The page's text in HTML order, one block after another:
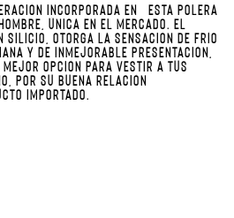
INCORPORADA EN ESTA POLERA
ÚNICA EN EL MERCADO. EL
SILICIO, OTORGA LA SENSACIÓN DE FRÍO
Y DE INMEJORABLE PRESENTACIÓN,
OPCIÓN PARA VESTIR A TUS
POR SU BUENA RELACIÓN
IMPORTADO.